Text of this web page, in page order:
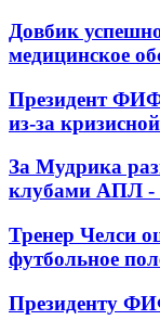
Довбик
медицинское
Президент
из-за
За Мудрика
клубами АПЛ
Тренер Челси
футбольное
Президенту